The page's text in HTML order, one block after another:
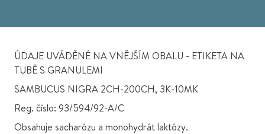
ÚDAJE UVÁDĚNÉ NA VNĚJŠÍM OBALU - ETIKETA NA
TUBĚ S GRANULEMI
SAMBUCUS NIGRA 2CH-200CH, 3K-10MK
Reg. číslo: 93/594/92-A/C
Obsahuje sacharózu a monohydrát laktózy.